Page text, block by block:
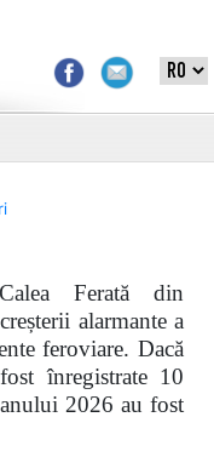
Ferată din
alarmante a
feroviare. Dacă
înregistrate 10
2026 au fost